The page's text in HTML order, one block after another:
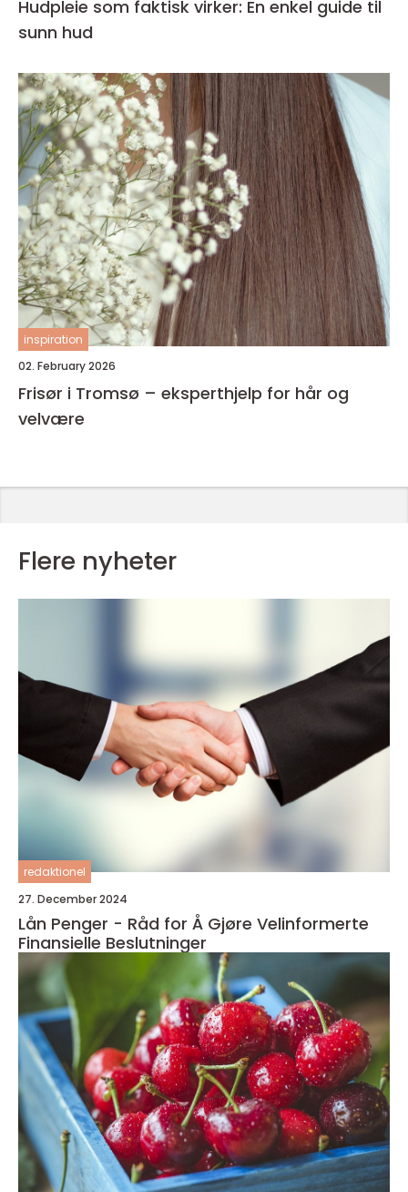
Hudpleie som faktisk virker: En enkel guide til
sunn hud
inspiration
02. February 2026
Frisør i Tromsø – eksperthjelp for hår og
velvære
Flere nyheter
redaktionel
27. December 2024
Lån Penger - Råd for Å Gjøre Velinformerte
Finansielle Beslutninger